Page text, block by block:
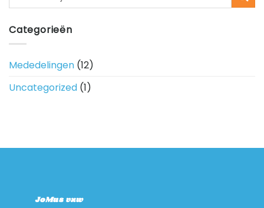
Categorieën
Mededelingen (12)
Uncategorized (1)
JoMus vzw